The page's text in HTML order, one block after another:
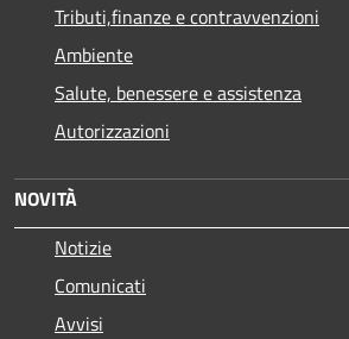
Tributi,finanze e contravvenzioni
Ambiente
Salute, benessere e assistenza
Autorizzazioni
NOVITÀ
Notizie
Comunicati
Avvisi